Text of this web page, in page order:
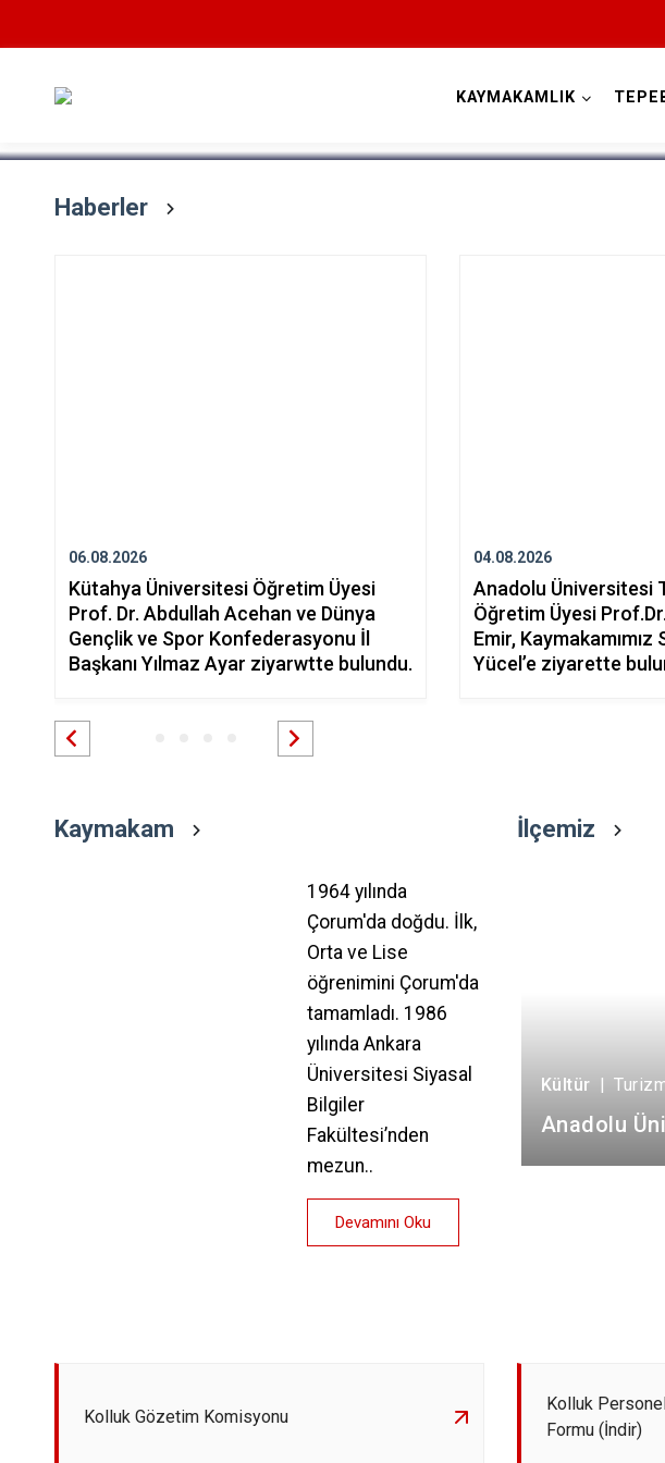
KAYMAKAMLIK
Haberler
06.08.2026
Kütahya Üniversitesi Öğretim Üyesi
Prof. Dr. Abdullah Acehan ve Dünya
Gençlik ve Spor Konfederasyonu İl
Başkanı Yılmaz Ayar ziyarwtte bulundu.
04.08.2026
Anadolu Üniversitesi
Öğretim Üyesi
Emir, Kaymakamımız
Yücel’e ziyarette
Kaymakam
1964 yılında
Çorum'da doğdu. İlk,
Orta ve Lise
öğrenimini Çorum'da
tamamladı. 1986
yılında Ankara
Üniversitesi Siyasal
Bilgiler
Fakültesi’nden
mezun..
Devamını Oku
İlçemiz
Kültür |
Anadolu
Kolluk Gözetim Komisyonu
Kolluk
Formu (İndir)